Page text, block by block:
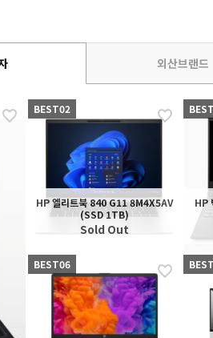
외산브랜드
BEST02
HP 엘리트북 840 G11 8M4X5AV
(SSD 1TB)
Sold Out
HP
BEST06